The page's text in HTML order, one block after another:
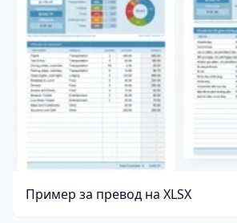
Пример за превод на XLSX